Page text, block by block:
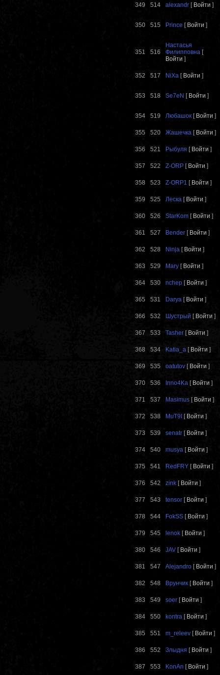
349 514 alexandr [ Войти ]
350 515 Prince [ Войти ]
351 516
Настасья
Филипповна [
Войти ]
352 517 NiXa [ Войти ]
353 518 Se7eN [ Войти ]
354 519 Любашок [ Войти ]
355 520 Жашечка [ Войти ]
356 521 Рыбуля [ Войти ]
357 522 Z-ORP [ Войти ]
358 523 Z-ORP1 [ Войти ]
359 525 Леска [ Войти ]
360 526 StarKom [ Войти ]
361 527 Bender [ Войти ]
362 528 Ninja [ Войти ]
363 529 Mary [ Войти ]
364 530 nchep [ Войти ]
365 531 Darya [ Войти ]
366 532 Шустрый [ Войти ]
367 533 Tasher [ Войти ]
368 534 Katia_a [ Войти ]
369 535 oatutov [ Войти ]
370 536 Inno4Ka [ Войти ]
371 537 Masimus [ Войти ]
372 538 MuT9I [ Войти ]
373 539 senatr [ Войти ]
374 540 musya [ Войти ]
375 541 RedFRY [ Войти ]
376 542 zink [ Войти ]
377 543 tensor [ Войти ]
378 544 FokSS [ Войти ]
379 545 lenok [ Войти ]
380 546 JAV [ Войти ]
381 547 Alejandro [ Войти ]
382 548 Врунчик [ Войти ]
383 549 soer [ Войти ]
384 550 kontra [ Войти ]
385 551 m_releev [ Войти ]
386 552 Злыдня [ Войти ]
387 553 KonAn [ Войти ]